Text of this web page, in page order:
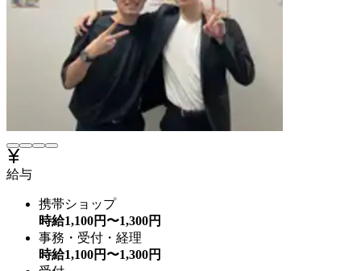
給与
携帯ショップ
時給1,100円〜1,300円
事務・受付・経理
時給1,100円〜1,300円